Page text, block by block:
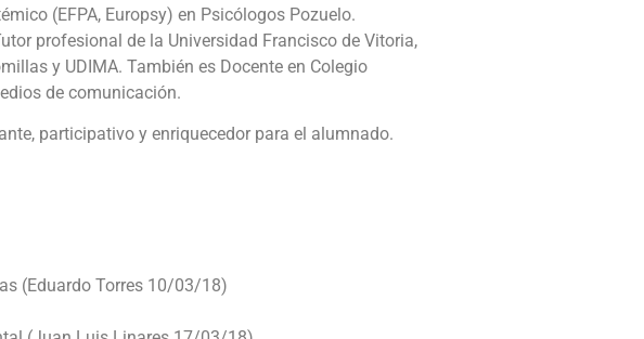
(EFPA, Europsy) en Psicólogos Pozuelo.
profesional de la Universidad Francisco de Vitoria,
y UDIMA. También es Docente en Colegio
de comunicación.
participativo y enriquecedor para el alumnado.
(Eduardo Torres 10/03/18)